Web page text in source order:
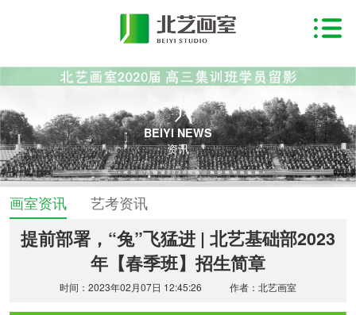
BEIYI NEWS
资讯
画室资讯 艺考资讯
提前部署，“兔”飞猛进 | 北艺基础部2023
年【春季班】招生简章
时间：2023年02月07日 12:45:26 作者：北艺画室